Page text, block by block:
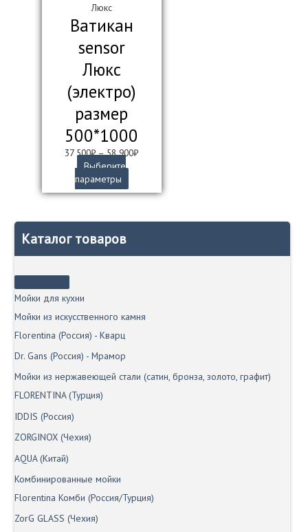
Каталог товаров
Мойки для кухни
Мойки из искусственного камня
Florentina (Россия) - Кварц
Dr. Gans (Россия) - Мрамор
Мойки из нержавеющей стали (сатин, бронза, золото, графит)
FLORENTINA (Турция)
IDDIS (Россия)
ZORGINOX (Чехия)
AQUA (Китай)
Комбинированные мойки
Florentina Комби (Россия/Турция)
ZorG GLASS (Чехия)
Люкс
Ватикан
sensor
Люкс
(электро)
размер
500*1000
37 500₽–58 900₽
Выберите
параметры
товар
можно